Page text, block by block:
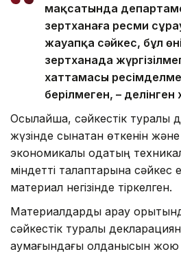
мақсатында
зертханаға ресми
жауапқа сәйкес, бұл
зертханада
хаттамасы
берілмеген, –
Осылайша, сәйкестік туралы
жүзінде сынақтан өткенін
экономикалық одақтың
міндетті талаптарына сәйкес
материал негізінде тіркелген.
Материалдарды қарау
сәйкестік туралы
аумағындағы қолданысын